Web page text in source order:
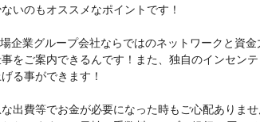
いのもオススメなポイントです！
業グループ会社ならではのネットワークと資金
をご案内できるんです！また、独自のインセン
る事ができます！
費等でお金が必要になった時もご心配ありま